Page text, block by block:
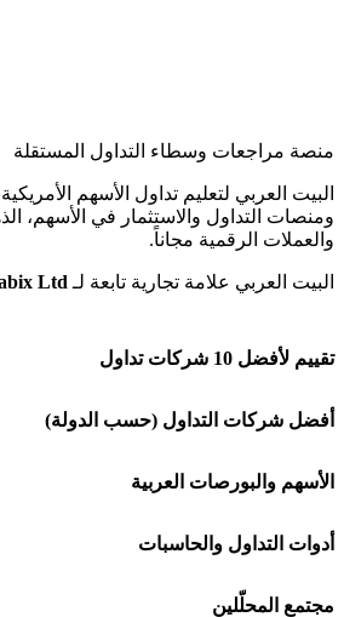
منصة مراجعات وسطاء التداول المستقلة
البيت العربي لتعليم تداول الأسهم
ومنصات التداول والاستثمار في الأسهم،
والعملات الرقمية مجاناً.
البيت العربي علامة تجارية تابعة لـ Ltd
تقييم لأفضل 10 شركات تداول
شركة Capital.com
افاتريد AvaTrade
اكسنس Exness
منصة بينانس
أفضل شركات التداول (حسب الدولة)
شركات تداول في السعودية
شركات تداول في الإمارات
شركات تداول في الكويت
الأسهم والبورصات العربية
🌍 كل البورصات العربية
🇸🇦 السوق السعودية
أدوات التداول والحاسبات
🕌 حاسبة الزكاة
مجتمع المحلّلين